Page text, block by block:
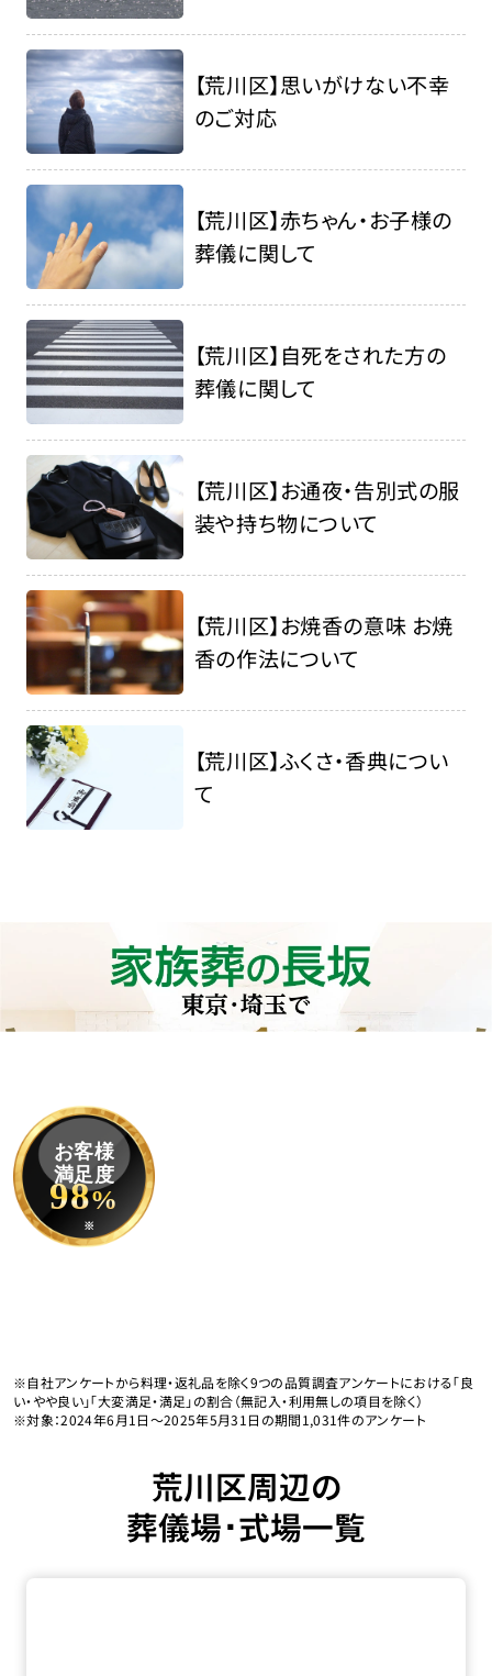
【荒川区】思いがけない不幸
のご対応
【荒川区】赤ちゃん・お子様の
葬儀に関して
【荒川区】自死をされた方の
葬儀に関して
【荒川区】お通夜・告別式の服
装や持ち物について
【荒川区】お焼香の意味 お焼
香の作法について
【荒川区】ふくさ・香典につい
て
お客様
満足度
98%
※
※自社アンケートから料理・返礼品を除く9つの品質調査アンケートにおける「良
い・やや良い」「大変満足・満足」の割合（無記入・利用無しの項目を除く）
※対象：2024年6月1日〜2025年5月31日の期間1,031件のアンケート
荒川区周辺の
葬儀場･式場一覧